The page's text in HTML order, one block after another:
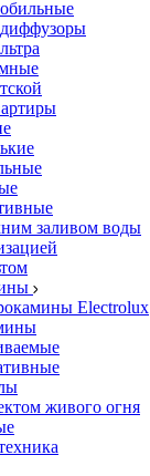
заливом воды
Electrolux
живого огня